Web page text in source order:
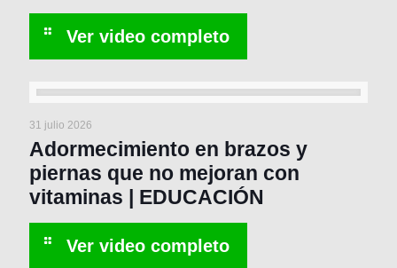
31 julio 2026
Adormecimiento en brazos y
piernas que no mejoran con
vitaminas | EDUCACIÓN